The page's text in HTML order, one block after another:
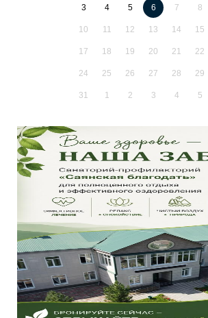
3 4 5 6 7 8
10 11 12 13 14 15
17 18 19 20 21 22
24 25 26 27 28 29
31 1 2 3 4 5